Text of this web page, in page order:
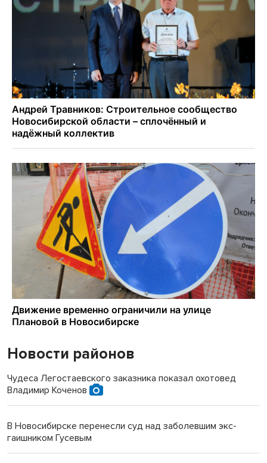
Новости районов
Чудеса Легостаевского заказника показал охотовед
Владимир Коченов
В Новосибирске перенесли суд над заболевшим экс-
гаишником Гусевым